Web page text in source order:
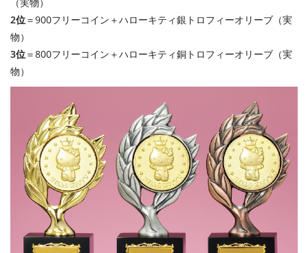
2位＝900フリーコイン＋ハローキティ銀トロフィーオリーブ（実
物）
3位＝800フリーコイン＋ハローキティ銅トロフィーオリーブ（実
物）